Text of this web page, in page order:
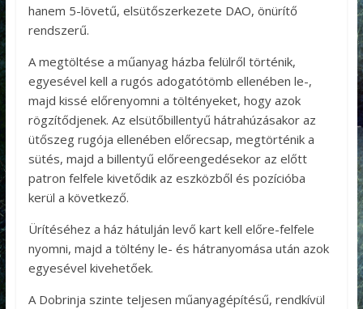
hanem 5-lövetű, elsütőszerkezete DAO, önürítő
rendszerű.
A megtöltése a műanyag házba felülről történik,
egyesével kell a rugós adogatótömb ellenében le-,
majd kissé előrenyomni a töltényeket, hogy azok
rögzítődjenek. Az elsütőbillentyű hátrahúzásakor az
ütőszeg rugója ellenében előrecsap, megtörténik a
sütés, majd a billentyű előreengedésekor az előtt
patron felfele kivetődik az eszközből és pozícióba
kerül a következő.
Ürítéséhez a ház hátulján levő kart kell előre-felfele
nyomni, majd a töltény le- és hátranyomása után azok
egyesével kivehetőek.
A Dobrinja szinte teljesen műanyagépítésű, rendkívül